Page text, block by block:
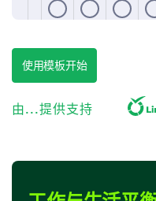
您能简单描述一下工
么吗？
使用模板开始
由...提供支持